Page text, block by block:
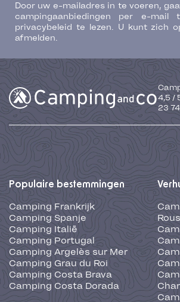
Door uw e-mailadres in te voeren,
campingaanbiedingen per e-
privacybeleid te lezen. U kunt zich
afmelden.
4,5/
23
Populaire bestemmingen
Camping Frankrijk
Camping Spanje
Camping Italië
Camping Portugal
Camping Argelès sur Mer
Camping Grau du Roi
Camping Costa Brava
Camping Costa Dorada